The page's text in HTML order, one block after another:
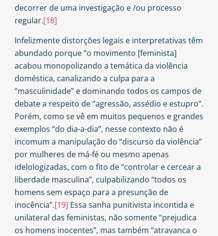
decorrer de uma investigação e /ou processo
regular.[18]
Infelizmente distorções legais e interpretativas têm
abundado porque “o movimento [feminista]
acabou monopolizando a temática da violência
doméstica, canalizando a culpa para a
“masculinidade” e dominando todos os campos de
debate a respeito de “agressão, assédio e estupro”.
Porém, como se vê em muitos pequenos e grandes
exemplos “do dia-a-dia”, nesse contexto não é
incomum a manipulação do “discurso da violência”
por mulheres de má-fé ou mesmo apenas
idelologizadas, com o fito de “controlar e cercear a
liberdade masculina”, culpabilizando “todos os
homens sem espaço para a presunção de
inocência”.[19] Essa sanha punitivista incontida e
unilateral das feministas, não somente “prejudica
os homens inocentes”, mas também “atravanca o